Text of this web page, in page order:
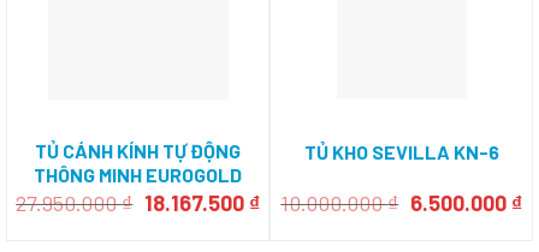
TỦ CÁNH KÍNH TỰ ĐỘNG
THÔNG MINH EUROGOLD
ESM2090
27.950.000₫ Giá
18.167.500 ₫Giá
TỦ KHO SEVILLA KN-6
10.000.000₫ Giá
6.500.000 ₫